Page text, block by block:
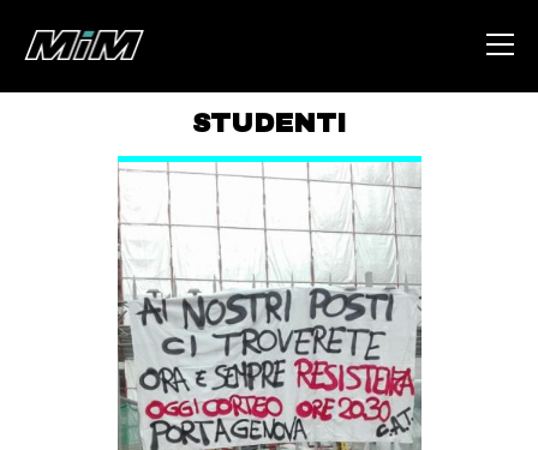
ABOUT
AREA
DEGENERAZIONE
GAZA FREESTYLE
CSOA LAMBRETTA
MSM
STUDENTI